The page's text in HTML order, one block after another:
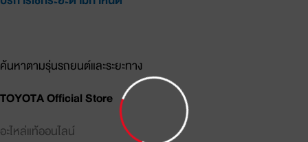
ค้นหาตามรุ่นรถยนต์และระยะทาง
TOYOTA Official Store
อะไหล่แท้ออนไลน์